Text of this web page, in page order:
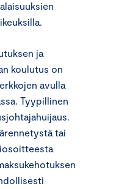
ja
koulutus on
avulla
Tyypillinen
tai